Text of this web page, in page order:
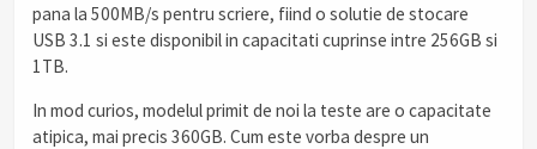
pana la 500MB/s pentru scriere, fiind o solutie de stocare
USB 3.1 si este disponibil in capacitati cuprinse intre 256GB si
1TB.
In mod curios, modelul primit de noi la teste are o capacitate
atipica, mai precis 360GB. Cum este vorba despre un